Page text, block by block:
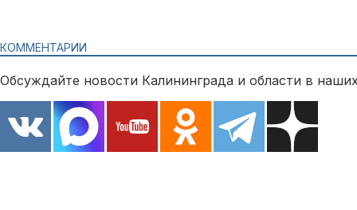
КОММЕНТАРИИ
Обсуждайте новости Калининграда и области в